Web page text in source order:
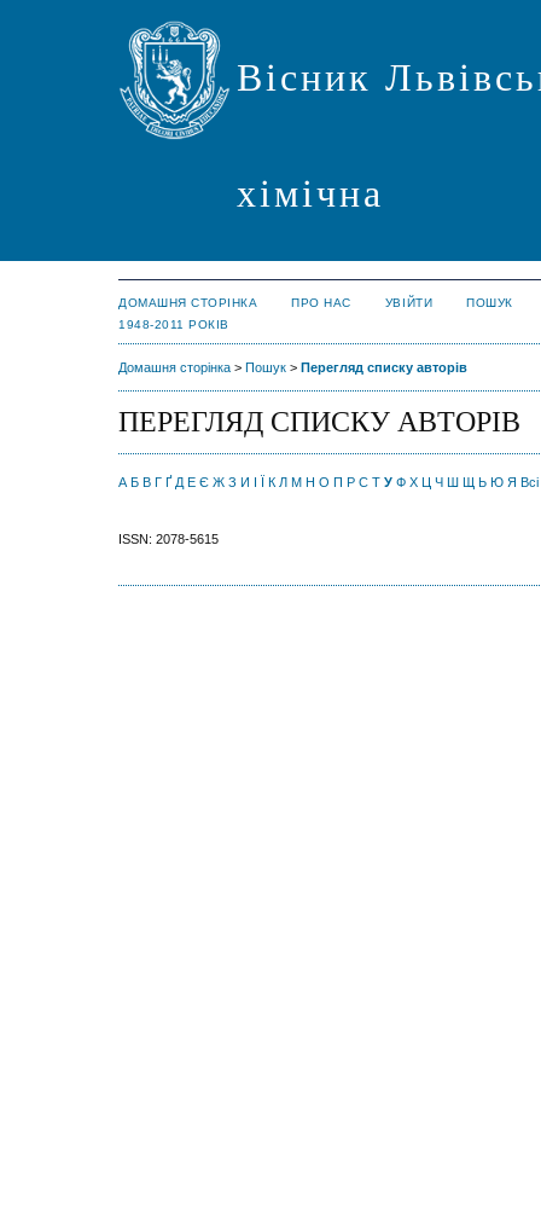
Вісник
хімічна
ДОМАШНЯ СТОРІНКА ПРО НАС УВІЙТИ
ПОШУК
1948-2011 РОКІВ
Домашня сторінка > Пошук > Перегляд списку авторів
ПЕРЕГЛЯД СПИСКУ АВТОРІВ
А Б В Г Ґ Д Е Є Ж З И І Ї К Л М Н О П Р С Т У Ф Х Ц Ч Ш Щ Ь Ю Я Всі
ISSN: 2078-5615